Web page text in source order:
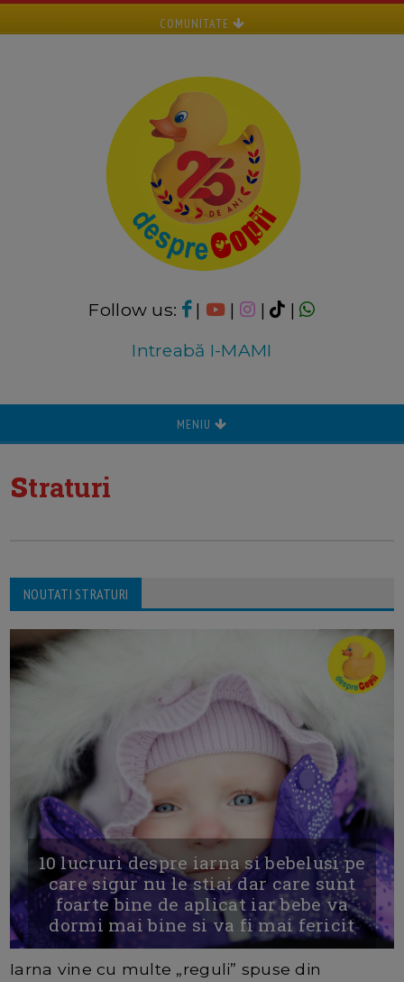
COMUNITATE
Follow us: | | |
|
Intreabă I-MAMI
MENIU
straturi
NOUTATI STRATURI
10 lucruri despre iarna si bebelusi pe
care sigur nu le stiai dar care sunt
foarte bine de aplicat iar bebe va
dormi mai bine si va fi mai fericit
Iarna vine cu multe „reguli” spuse din